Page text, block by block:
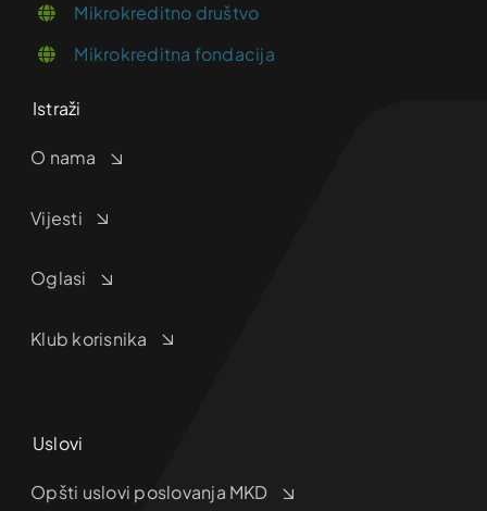
Mikrokreditno društvo
Mikrokreditna fondacija
Istraži
O nama
Vijesti
Oglasi
Klub korisnika
Uslovi
Opšti uslovi poslovanja MKD